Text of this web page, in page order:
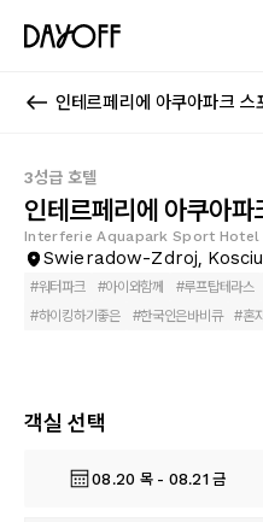
인테르페리에 아쿠아파크 스
3성급 호텔
인테르페리에 아쿠아
Interferie Aquapark Sport Hotel
Swieradow-Zdroj,
#워터파크 #아이와함께 #루프탑테라스
#하이킹하기좋은 #한국인은바비큐 #혼
객실 선택
08.20 목 - 08.21 금